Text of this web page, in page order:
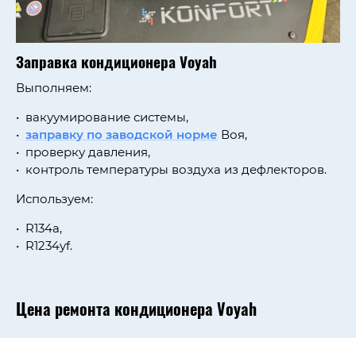
Заправка кондиционера Voyah
Выполняем:
вакуумирование системы,
заправку по заводской норме Воя,
проверку давления,
контроль температуры воздуха из дефлекторов.
Используем:
R134a,
R1234yf.
Цена ремонта кондиционера Voyah